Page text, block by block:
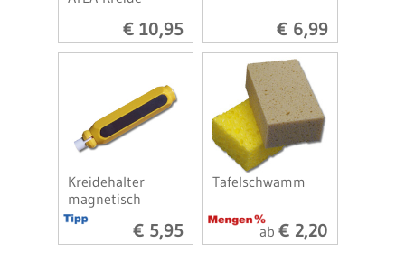
€ 10,95 € 6,99
Kreidehalter
magnetisch
€ 5,95
Tafelschwamm
ab € 2,20